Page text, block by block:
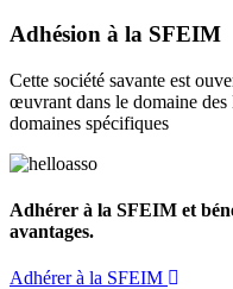
Adhésion à la SFEIM
Cette société savante est
œuvrant dans le domaine
domaines spécifiques
Adhérer à la SFEIM et
avantages.
Adhérer à la SFEIM